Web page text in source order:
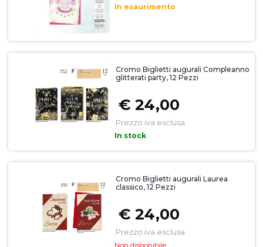
In esaurimento
Cromo Biglietti augurali Compleanno
glitterati party, 12 Pezzi
€ 24,00
Prezzo iva esclusa
In stock
Cromo Biglietti augurali Laurea
classico, 12 Pezzi
€ 24,00
Prezzo iva esclusa
Non disponibile